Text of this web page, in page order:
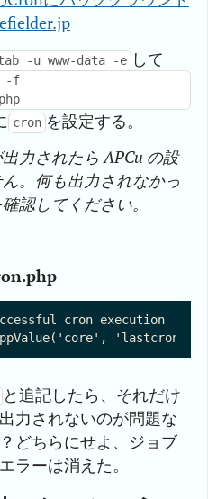
-u www-data -e して
-f
cron を設定する。
力されたら APCu の設
。何も出力されなかっ
認してください。
cron execution
と追記したら、それだけ
力されないのが問題な
どちらにせよ、ジョブ
ラーは消えた。